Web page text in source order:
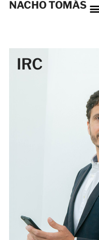
NACHO TOMÁS
IRC